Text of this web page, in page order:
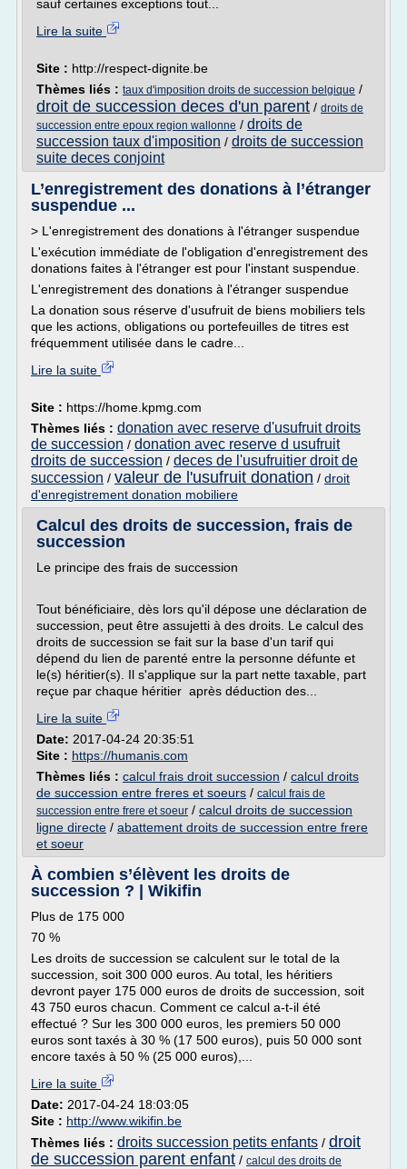
sauf certaines exceptions tout...
Lire la suite
Site : http://respect-dignite.be
Thèmes liés : taux d'imposition droits de succession belgique /
droit de succession deces d'un parent / droits de
succession entre epoux region wallonne / droits de
succession taux d'imposition / droits de succession
suite deces conjoint
L’enregistrement des donations à l’étranger
suspendue ...
> L'enregistrement des donations à l'étranger suspendue
L'exécution immédiate de l'obligation d'enregistrement des
donations faites à l'étranger est pour l'instant suspendue.
L'enregistrement des donations à l'étranger suspendue
La donation sous réserve d'usufruit de biens mobiliers tels
que les actions, obligations ou portefeuilles de titres est
fréquemment utilisée dans le cadre...
Lire la suite
Site : https://home.kpmg.com
Thèmes liés : donation avec reserve d'usufruit droits
de succession / donation avec reserve d usufruit
droits de succession / deces de l'usufruitier droit de
succession / valeur de l'usufruit donation / droit
d'enregistrement donation mobiliere
Calcul des droits de succession, frais de
succession
Le principe des frais de succession
Tout bénéficiaire, dès lors qu'il dépose une déclaration de
succession, peut être assujetti à des droits. Le calcul des
droits de succession se fait sur la base d'un tarif qui
dépend du lien de parenté entre la personne défunte et
le(s) héritier(s). Il s'applique sur la part nette taxable, part
reçue par chaque héritier après déduction des...
Lire la suite
Date: 2017-04-24 20:35:51
Site : https://humanis.com
Thèmes liés : calcul frais droit succession / calcul droits
de succession entre freres et soeurs / calcul frais de
succession entre frere et soeur / calcul droits de succession
ligne directe / abattement droits de succession entre frere
et soeur
À combien s’élèvent les droits de
succession ? | Wikifin
Plus de 175 000
70 %
Les droits de succession se calculent sur le total de la
succession, soit 300 000 euros. Au total, les héritiers
devront payer 175 000 euros de droits de succession, soit
43 750 euros chacun. Comment ce calcul a-t-il été
effectué ? Sur les 300 000 euros, les premiers 50 000
euros sont taxés à 30 % (17 500 euros), puis 50 000 sont
encore taxés à 50 % (25 000 euros),...
Lire la suite
Date: 2017-04-24 18:03:05
Site : http://www.wikifin.be
Thèmes liés : droits succession petits enfants / droit
de succession parent enfant / calcul des droits de